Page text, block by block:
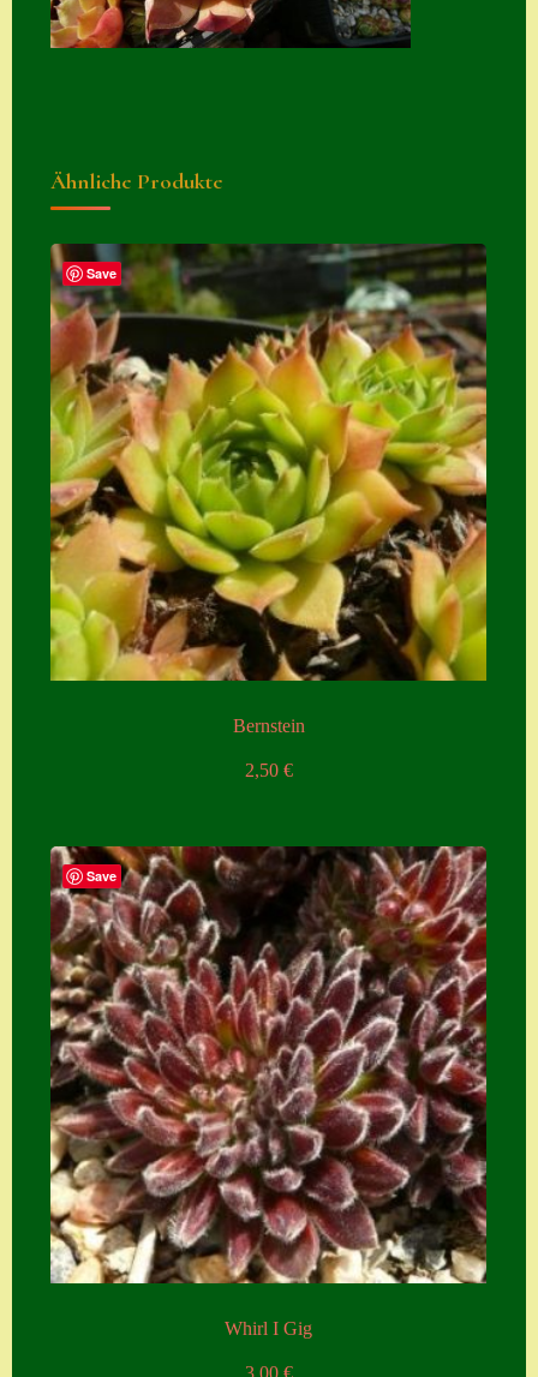
Warenkorb
Zahlungs- &
Versandinfos
Zubehör
Zubehör
Ähnliche Produkte
Save
Bernstein
2,50 €
Save
Whirl I Gig